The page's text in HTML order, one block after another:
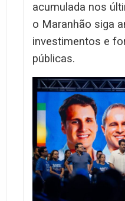
acumulada nos
o Maranhão siga
investimentos e
públicas.